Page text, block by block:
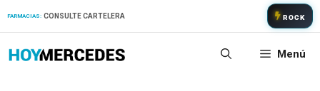
FARMACIAS: CONSULTE CARTELERA ROCK
Menú